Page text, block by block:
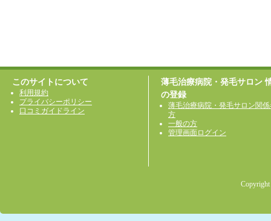
このサイトについて
利用規約
プライバシーポリシー
口コミガイドライン
薄毛治療病院・発毛サロン
の登録
薄毛治療病院・発毛サロン関
方
一般の方
管理画面ログイン
Copyright